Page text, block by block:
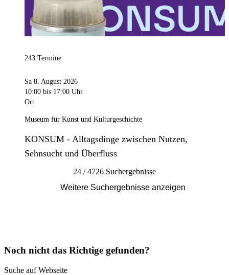
243 Termine
Sa 8. August 2026
10:00 bis 17:00 Uhr
Ort
Museum für Kunst und Kulturgeschichte
KONSUM - Alltagsdinge zwischen Nutzen,
Sehnsucht und Überfluss
24 / 4726 Suchergebnisse
Weitere Suchergebnisse anzeigen
Noch nicht das Richtige gefunden?
Suche auf Webseite